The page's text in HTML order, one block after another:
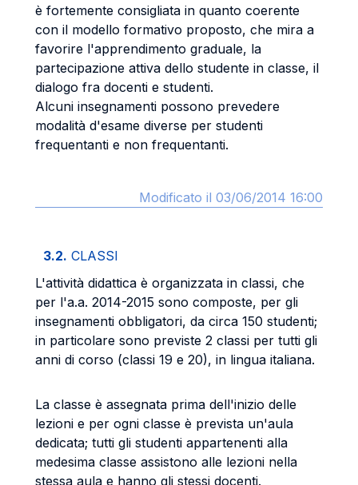
è fortemente consigliata in quanto coerente
con il modello formativo proposto, che mira a
favorire l'apprendimento graduale, la
partecipazione attiva dello studente in classe, il
dialogo fra docenti e studenti.
Alcuni insegnamenti possono prevedere
modalità d'esame diverse per studenti
frequentanti e non frequentanti.
Modificato il 03/06/2014 16:00
3.2. CLASSI
L'attività didattica è organizzata in classi, che
per l'a.a. 2014-2015 sono composte, per gli
insegnamenti obbligatori, da circa 150 studenti;
in particolare sono previste 2 classi per tutti gli
anni di corso (classi 19 e 20), in lingua italiana.
La classe è assegnata prima dell'inizio delle
lezioni e per ogni classe è prevista un'aula
dedicata; tutti gli studenti appartenenti alla
medesima classe assistono alle lezioni nella
stessa aula e hanno gli stessi docenti.